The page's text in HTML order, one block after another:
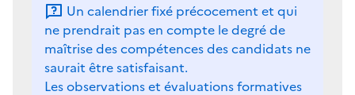
Un calendrier fixé précocement et qui
ne prendrait pas en compte le degré de
maîtrise des compétences des candidats ne
saurait être satisfaisant.
Les observations et évaluations formatives